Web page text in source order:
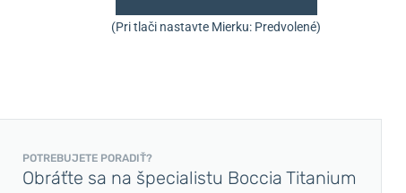
(Pri tlači nastavte Mierku: Predvolené)
POTREBUJETE PORADIŤ?
Obráťte sa na špecialistu Boccia Titanium